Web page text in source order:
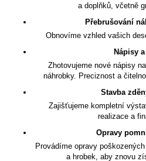
a doplňků, včetně
Přebrušování
Obnovíme vzhled vašich
Nápisy
Zhotovujeme nové nápisy
náhrobky. Preciznost a
Stavba
Zajišťujeme kompletní
realizace a
Opravy
Provádíme opravy
a hrobek, aby znovu